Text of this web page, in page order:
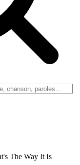
The Way It Is